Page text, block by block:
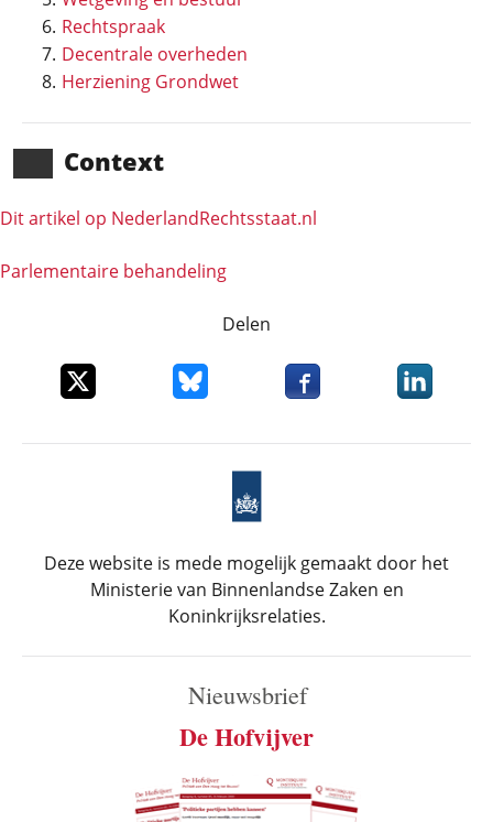
Rechtspraak
Decentrale overheden
Herziening Grondwet
Context
Dit artikel op NederlandRechts­staat.nl
Parlementaire behandeling
Delen
Deel dit item op XDeel dit item op Bluesky
Deel dit item opDeel dit
Deze website is mede mogelijk gemaakt door het
Ministerie van Binnenlandse Zaken en
Koninkrijksrelaties.
Nieuwsbrief
De Hofvijver